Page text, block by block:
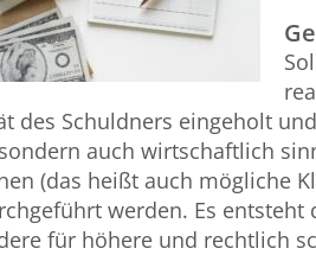
des Schuldners eingeholt
auch wirtschaftlich
(das heißt auch mögliche
werden. Es
für höhere und rechtlich